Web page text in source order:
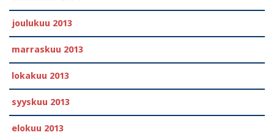
joulukuu 2013
marraskuu 2013
lokakuu 2013
syyskuu 2013
elokuu 2013